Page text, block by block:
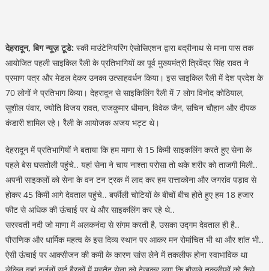
देहरादून, बिग न्यूज़ टूडे: स्की माउंटेनियरिंग ऐसोसिएशन द्वारा बद्रीनाथ से माना पास तक
आयोजित पहली साइकिल रैली के प्रतिभागियों का पूर्व मुख्यमंत्री त्रिवेंद्र सिंह रावत ने
प्रमाण पत्र और मेडल देकर उनका उत्साहवर्धन किया। इस साइकिल रैली में देश प्रदेश के
70 लोगों ने प्रतिभाग किया। देहरादून से साइकिलिंग रैली में 7 लोग विनोद कोठियाल,
सुशील पंवार, ज्योति विजय रावत, राजकुमार धीमान, विवेक जैन, सचिन चौहान और दीपक
कंडारी शामिल रहे। रैैली के आयोजक अजय भट्ट थे।
देहरादून में प्रतिभागियों ने बताया कि हम माणा से 15 किमी साइकलिंग करते हुए सेना के
पहले बेस घसतोली पहुंचे.. यहां सेना ने चाय नाश्ता परोसा तो थके शरीर को ताजगी मिली..
अपनी साइकलों को सेना के वन टन ट्रक में लाद कर हम रात्ताकोना और जगरांव पड़ाव से
होकर 45 किमी आगे देवताल पहुंचे.. बर्फीली चोटियों के बीचों बीच होते हुए हम 18 हजार
फीट से अधिक की ऊंचाई पर थे और साइकलिंग कर रहे थे..
सरस्वती नदी जो माणा में अलकनंदा से संगम करती है, उसका उद्गम देवताल ही है..
पौराणिक और धार्मिक महत्व के इस दिव्य स्थान पर आकर मन रोमांचित भी था और शांत भी..
ऐसी ऊंचाई पर आक्सीजन की कमी के कारण सांस लेने में तकलीफ होना स्वाभाविक था